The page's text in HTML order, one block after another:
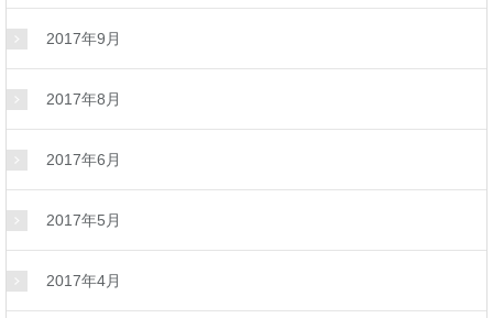
2017年9月
2017年8月
2017年6月
2017年5月
2017年4月